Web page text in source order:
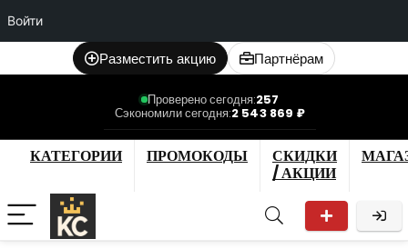
Войти
Разместить акцию Партнёрам
Проверено сегодня:257
Сэкономили сегодня:2 543 869 ₽
КАТЕГОРИИ ПРОМОКОДЫ
СКИДКИ
/ АКЦИИ